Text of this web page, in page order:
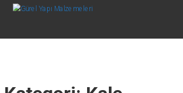
SkipGÜREL YAPI MALZEMELERI